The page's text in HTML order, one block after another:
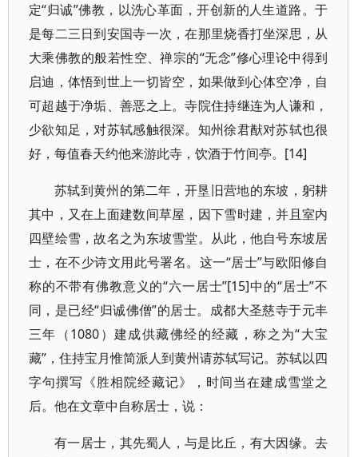
定“归诚”佛教，以洗心革面，开创新的人生道路。于
是每二三日到安国寺一次，在那里烧香打坐深思，从
大乘佛教的般若性空、禅宗的“无念”修心理论中得到
启迪，体悟到世上一切皆空，如果做到心体空净，自
可超越于净垢、善恶之上。寺院住持继连为人谦和，
少欲知足，对苏轼感触很深。知州徐君猷对苏轼也很
好，每值春天约他来游此寺，饮酒于竹间亭。[14]
苏轼到黄州的第二年，开垦旧营地的东坡，躬耕
其中，又在上面建数间草屋，因下雪时建，并且室内
四壁绘雪，故名之为东坡雪堂。从此，他自号东坡居
士，在不少诗文用此号署名。这一“居士”与欧阳修自
称的不带有佛教意义的“六一居士”[15]中的“居士”不
同，是已经“归诚佛僧”的居士。成都大圣慈寺于元丰
三年（1080）建成供藏佛经的经藏，称之为“大宝
藏”，住持宝月惟简派人到黄州请苏轼写记。苏轼以四
字句撰写《胜相院经藏记》，时间当在建成雪堂之
后。他在文章中自称居士，说：
有一居士，其先蜀人，与是比丘，有大因缘。去